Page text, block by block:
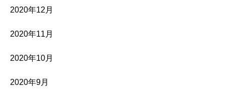
2020年12月
2020年11月
2020年10月
2020年9月